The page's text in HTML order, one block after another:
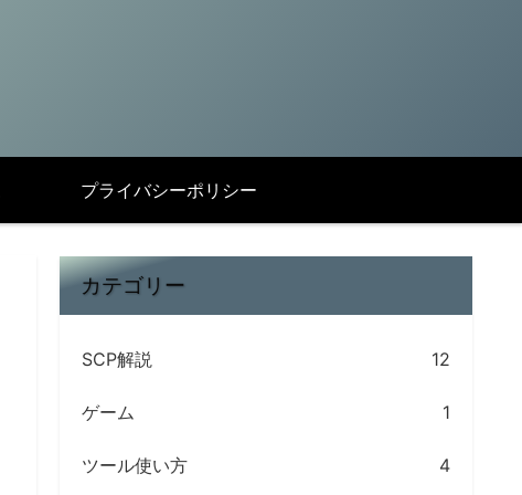
プライバシーポリシー
カテゴリー
SCP解説 12
ゲーム 1
ツール使い方 4